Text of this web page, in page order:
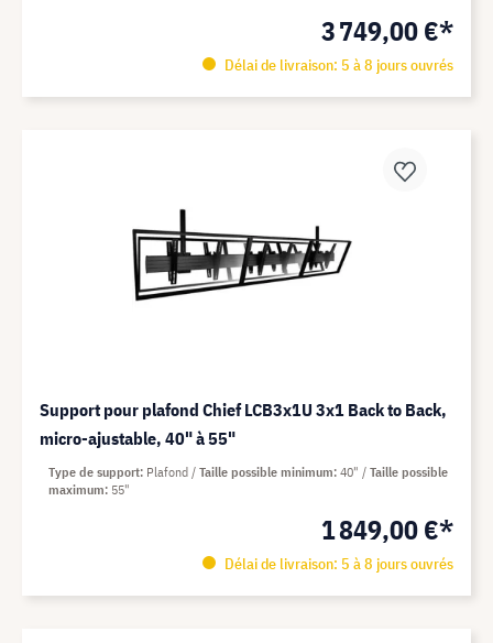
3 749,00 €*
Délai de livraison: 5 à 8 jours ouvrés
Support pour plafond Chief LCB3x1U 3x1 Back to Back,
micro-ajustable, 40" à 55"
1 849,00 €*
Délai de livraison: 5 à 8 jours ouvrés
Type de support Plafond Taille possible minimum 40"
Taille possible
maximum 55"